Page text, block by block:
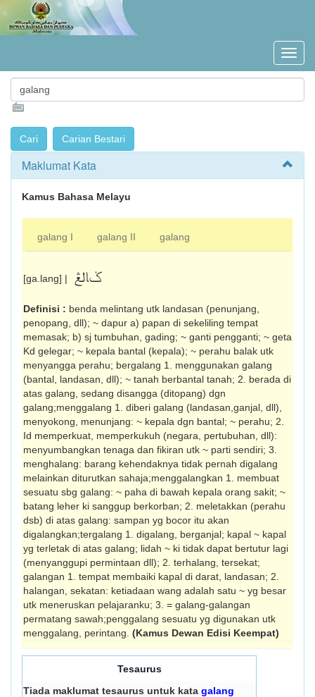
Maklumat Kata
Kamus Bahasa Melayu
galang I galang II galang
[ga.lang] | ݢالڠ
Definisi : benda melintang utk landasan (penunjang,
penopang, dll); ~ dapur a) papan di sekeliling tempat
memasak; b) sj tumbuhan, gading; ~ ganti pengganti; ~ geta
Kd gelegar; ~ kepala bantal (kepala); ~ perahu balak utk
menyangga perahu; bergalang 1. menggunakan galang
(bantal, landasan, dll); ~ tanah berbantal tanah; 2. berada di
atas galang, sedang disangga (ditopang) dgn
galang;menggalang 1. diberi galang (landasan,ganjal, dll),
menyokong, menunjang: ~ kepala dgn bantal; ~ perahu; 2.
Id memperkuat, memperkukuh (negara, pertubuhan, dll):
menyumbangkan tenaga dan fikiran utk ~ parti sendiri; 3.
menghalang: barang kehendaknya tidak pernah digalang
melainkan diturutkan sahaja;menggalangkan 1. membuat
sesuatu sbg galang: ~ paha di bawah kepala orang sakit; ~
batang leher ki sanggup berkorban; 2. meletakkan (perahu
dsb) di atas galang: sampan yg bocor itu akan
digalangkan;tergalang 1. digalang, berganjal; kapal ~ kapal
yg terletak di atas galang; lidah ~ ki tidak dapat bertutur lagi
(menyanggupi permintaan dll); 2. terhalang, tersekat;
galangan 1. tempat membaiki kapal di darat, landasan; 2.
halangan, sekatan: ketiadaan wang adalah satu ~ yg besar
utk meneruskan pelajaranku; 3. = galang-galangan
permatang sawah;penggalang sesuatu yg digunakan utk
menggalang, perintang. (Kamus Dewan Edisi Keempat)
Tesaurus
Tiada maklumat tesaurus untuk kata galang